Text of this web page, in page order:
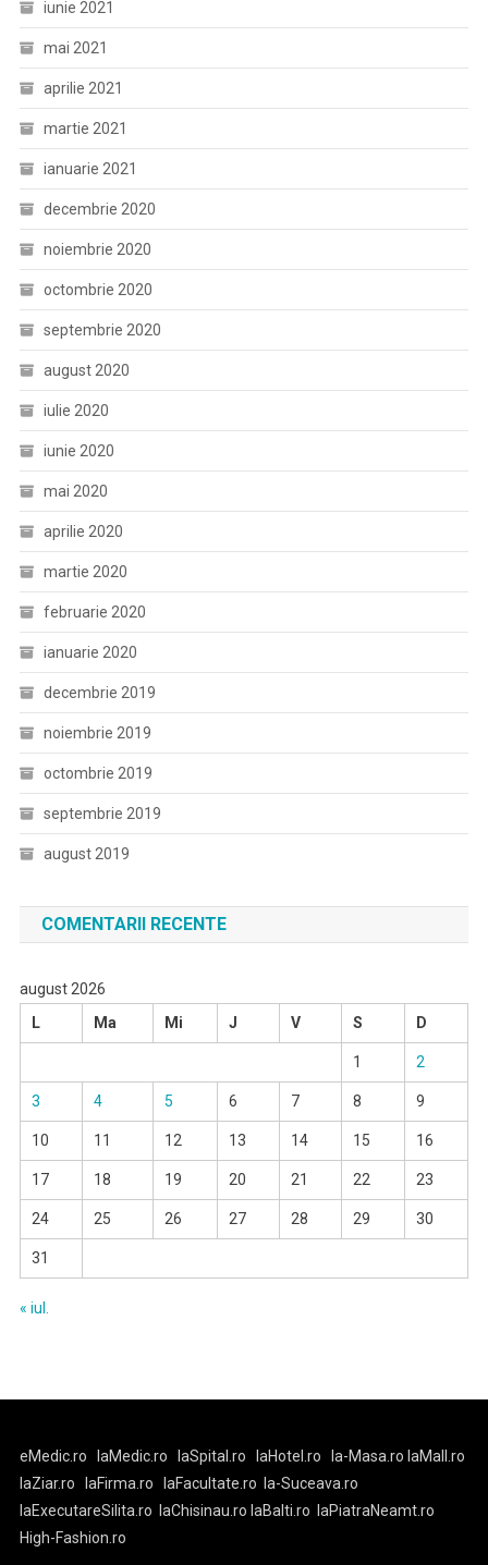
iunie 2021
mai 2021
aprilie 2021
martie 2021
ianuarie 2021
decembrie 2020
noiembrie 2020
octombrie 2020
septembrie 2020
august 2020
iulie 2020
iunie 2020
mai 2020
aprilie 2020
martie 2020
februarie 2020
ianuarie 2020
decembrie 2019
noiembrie 2019
octombrie 2019
septembrie 2019
august 2019
COMENTARII RECENTE
august 2026
L
Ma Mi J V S D
1 2
3 4 5 6 7 8 9
10 11 12 13 14 15 16
17 18 19 20 21 22 23
24 25 26 27 28 29 30
31
« iul.
eMedic.ro laMedic.ro laSpital.ro laHotel.ro la-Masa.ro laMall.ro
laZiar.ro
laFirma.ro laFacultate.ro
la-Suceava.ro
laExecutareSilita.ro
laChisinau.ro laBalti.ro
laPiatraNeamt.ro
High-Fashion.ro